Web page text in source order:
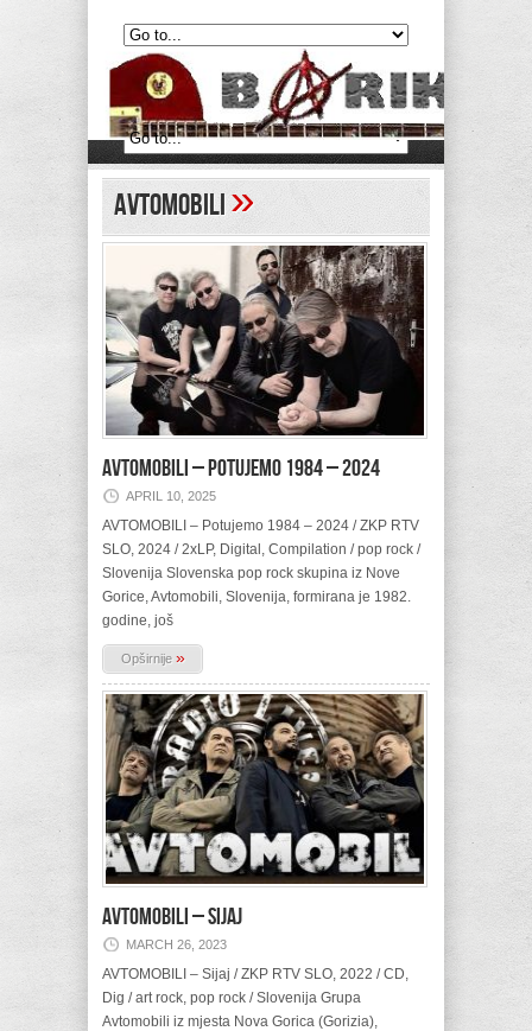
Avtomobili»
AVTOMOBILI – Potujemo 1984 – 2024
APRIL 10, 2025
AVTOMOBILI – Potujemo 1984 – 2024 / ZKP RTV
SLO, 2024 / 2xLP, Digital, Compilation / pop rock /
Slovenija Slovenska pop rock skupina iz Nove
Gorice, Avtomobili, Slovenija, formirana je 1982.
godine, još
Opširnije »
AVTOMOBILI – Sijaj
MARCH 26, 2023
AVTOMOBILI – Sijaj / ZKP RTV SLO, 2022 / CD,
Dig / art rock, pop rock / Slovenija Grupa
Avtomobili iz mjesta Nova Gorica (Gorizia),